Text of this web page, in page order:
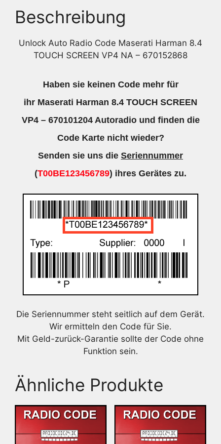
Beschreibung
Unlock Auto Radio Code Maserati Harman 8.4
TOUCH SCREEN VP4 NA – 670152868
Haben sie keinen Code mehr für
ihr Maserati Harman 8.4 TOUCH SCREEN
VP4 – 670101204 Autoradio und finden die
Code Karte nicht wieder?
Senden sie uns die Seriennummer
(T00BE123456789) ihres Gerätes zu.
Die Seriennummer steht seitlich auf dem Gerät.
Wir ermitteln den Code für Sie.
Mit Geld-zurück-Garantie sollte der Code ohne
Funktion sein.
Ähnliche Produkte